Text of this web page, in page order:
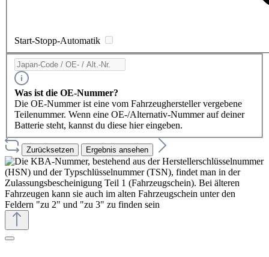
Start-Stopp-Automatik
Was ist die OE-Nummer?
Die OE-Nummer ist eine vom Fahrzeughersteller vergebene
Teilenummer. Wenn eine OE-/Alternativ-Nummer auf deiner
Batterie steht, kannst du diese hier eingeben.